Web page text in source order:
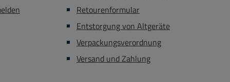
Retourenformular
Entstorgung von Altgeräte
Verpackungsverordnung
Versand und Zahlung